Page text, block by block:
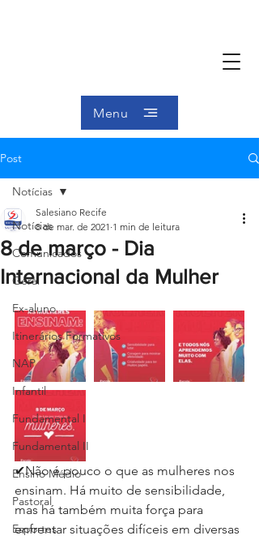
Menu
Post
Notícias
Comunicados
Geral
Ex-aluno
Itinerários Formativos
NAP
Infantil
Fundamental I
Fundamental II
Ensino Médio
Pastoral
Esportes
Notícias
8 de março - Dia
Internacional da Mulher
Salesiano Recife
8 de mar. de 2021 1 min de leitura
✔Não é pouco o que as mulheres nos
ensinam. Há muito de sensibilidade,
mas há também muita força para
enfrentar situações difíceis em diversas